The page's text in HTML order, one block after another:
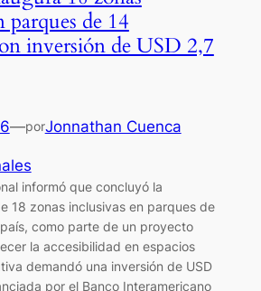
parques de 14
inversión de USD 2,7
—porJonnathan Cuenca
informó que concluyó la
18 zonas inclusivas en parques de
como parte de un proyecto
la accesibilidad en espacios
demandó una inversión de USD
por el Banco Interamericano